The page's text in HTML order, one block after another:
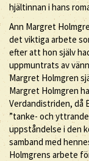
hjältinnan i hans
Ann Margret
det viktiga arbete
efter att hon själv
uppmuntrats av
Margret Holmgren
Margret Holmgren
Verdandistriden, då
”tanke- och
uppståndelse i den
samband med
Holmgrens arbete